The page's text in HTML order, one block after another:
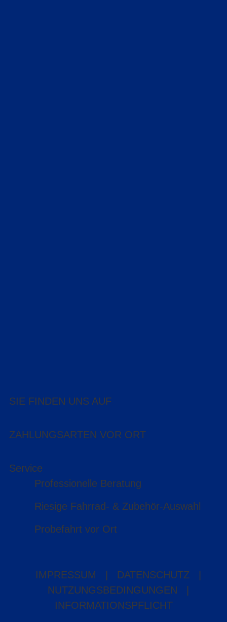
SIE FINDEN UNS AUF
ZAHLUNGSARTEN VOR ORT
Service
Professionelle Beratung
Riesige Fahrrad- & Zubehör-Auswahl
Probefahrt vor Ort
IMPRESSUM DATENSCHUTZ
NUTZUNGSBEDINGUNGEN
INFORMATIONSPFLICHT